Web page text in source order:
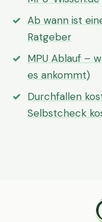
Ab wann ist
Ratgeber
MPU Ablauf –
es ankommt)
Durchfallen
Selbstcheck